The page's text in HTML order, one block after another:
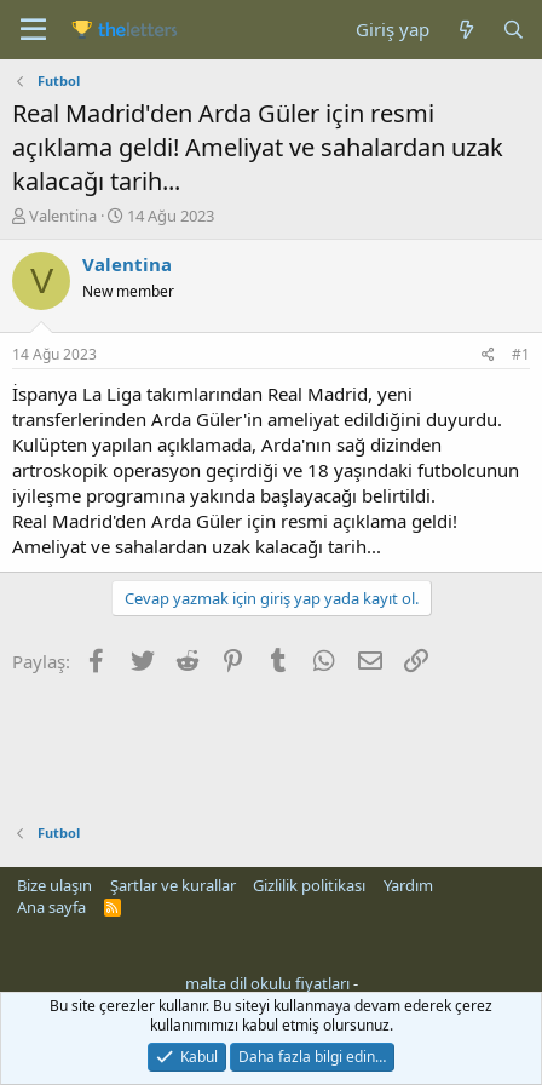
Giriş yap
Futbol
Real Madrid'den Arda Güler için resmi
açıklama geldi! Ameliyat ve sahalardan uzak
kalacağı tarih...
K
n
b
u
u
b
a
ş
l
a
t
a
n
Valentina
B
ş
a
ç
t
a
r
i
h
i
14 Ağu 2023
V Valentina
New member
14 Ağu 2023 #1
İspanya La Liga takımlarından Real Madrid, yeni
transferlerinden Arda Güler'in ameliyat edildiğini duyurdu.
Kulüpten yapılan açıklamada, Arda'nın sağ dizinden
artroskopik operasyon geçirdiği ve 18 yaşındaki futbolcunun
iyileşme programına yakında başlayacağı belirtildi.
Real Madrid'den Arda Güler için resmi açıklama geldi!
Ameliyat ve sahalardan uzak kalacağı tarih...
Cevap yazmak için giriş yap yada kayıt ol.
Paylaş: Facebook
Twitter Reddit PinterestTumblr WhatsApp
E-posta
Futbol
Bize ulaşın Şartlar ve kurallar Gizlilik politikası
Yardım
Ana sayfa
R
malta dil okulu fiyatları-
Bu site çerezler kullanır. Bu siteyi kullanmaya devam ederek çerez
kullanımımızı kabul etmiş olursunuz.
Kabul
Daha fazla bilgi edin…